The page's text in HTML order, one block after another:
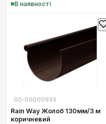
В наявності
00-00000933
Rain Way Жолоб 130мм/3 м
коричневий